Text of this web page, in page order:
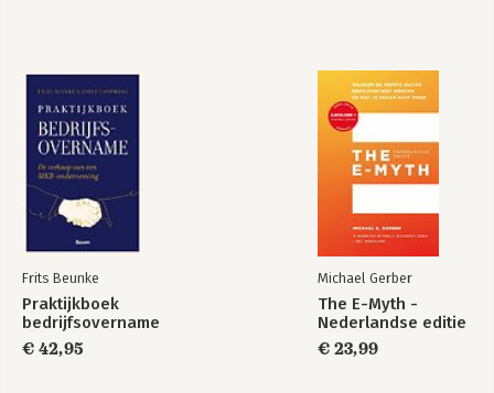
Frits Beunke
Praktijkboek
bedrijfsovername
€ 42,95
Michael Gerber
The E-Myth -
Nederlandse editie
€ 23,99